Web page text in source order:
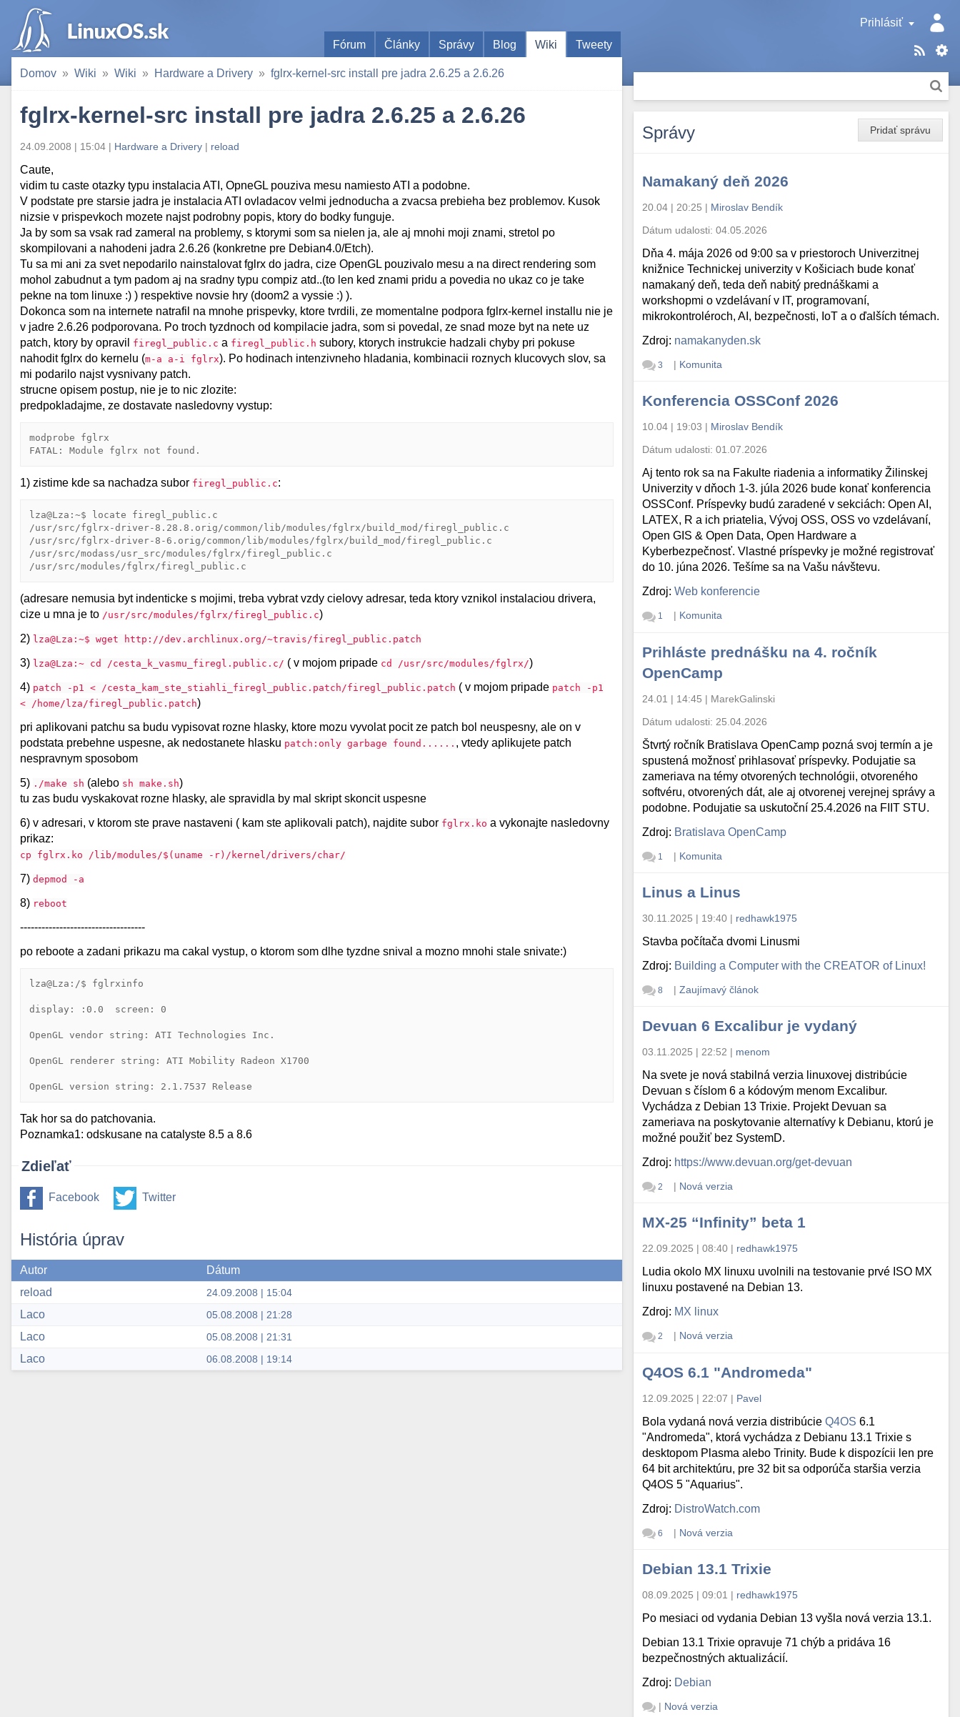
Prihlásiť
Fórum
Články Správy Blog Wiki Tweety
Domov Wiki Wiki Hardware a Drivery fglrx-kernel-src install pre jadra 2.6.25 a 2.6.26
fglrx-kernel-src install pre jadra 2.6.25 a 2.6.26
24.09.2008 | 15:04 | Hardware a Drivery | reload
Caute,
vidim tu caste otazky typu instalacia ATI, OpneGL pouziva mesu namiesto ATI a podobne.
V podstate pre starsie jadra je instalacia ATI ovladacov velmi jednoducha a zvacsa prebieha bez problemov. Kusok
nizsie v prispevkoch mozete najst podrobny popis, ktory do bodky funguje.
Ja by som sa vsak rad zameral na problemy, s ktorymi som sa nielen ja, ale aj mnohi moji znami, stretol po
skompilovani a nahodeni jadra 2.6.26 (konkretne pre Debian4.0/Etch).
Tu sa mi ani za svet nepodarilo nainstalovat fglrx do jadra, cize OpenGL pouzivalo mesu a na direct rendering som
mohol zabudnut a tym padom aj na sradny typu compiz atd..(to len ked znami pridu a povedia no ukaz co je take
pekne na tom linuxe :) ) respektive novsie hry (doom2 a vyssie :) ).
Dokonca som na internete natrafil na mnohe prispevky, ktore tvrdili, ze momentalne podpora fglrx-kernel installu nie je
v jadre 2.6.26 podporovana. Po troch tyzdnoch od kompilacie jadra, som si povedal, ze snad moze byt na nete uz
patch, ktory by opravil
firegl_public.c a firegl_public.h subory, ktorych instrukcie hadzali chyby pri pokuse
nahodit fglrx do kernelu (m-a a-i fglrx). Po hodinach intenzivneho hladania, kombinacii roznych klucovych slov, sa
mi podarilo najst vysnivany patch.
strucne opisem postup, nie je to nic zlozite:
predpokladajme, ze dostavate nasledovny vystup:
modprobe fglrx
FATAL: Module fglrx not found.
1) zistime kde sa nachadza subor firegl_public.c:
lza@Lza:~$ locate firegl_public.c
/usr/src/fglrx-driver-8.28.8.orig/common/lib/modules/fglrx/build_mod/firegl_public.c
/usr/src/fglrx-driver-8-6.orig/common/lib/modules/fglrx/build_mod/firegl_public.c
/usr/src/modass/usr_src/modules/fglrx/firegl_public.c
/usr/src/modules/fglrx/firegl_public.c
(adresare nemusia byt indenticke s mojimi, treba vybrat vzdy cielovy adresar, teda ktory vznikol instalaciou drivera,
cize u mna je to /usr/src/modules/fglrx/firegl_public.c)
2) lza@Lza:~$ wget http://dev.archlinux.org/~travis/firegl_public.patch
3) lza@Lza:~ cd /cesta_k_vasmu_firegl.public.c/ ( v mojom pripade cd /usr/src/modules/fglrx/)
4) patch -p1 < /cesta_kam_ste_stiahli_firegl_public.patch/firegl_public.patch ( v mojom pripade patch -p1
< /home/lza/firegl_public.patch)
pri aplikovani patchu sa budu vypisovat rozne hlasky, ktore mozu vyvolat pocit ze patch bol neuspesny, ale on v
podstata prebehne uspesne, ak nedostanete hlasku patch:only garbage found...... , vtedy aplikujete patch
nespravnym sposobom
5) ./make sh (alebo sh make.sh)
tu zas budu vyskakovat rozne hlasky, ale spravidla by mal skript skoncit uspesne
6) v adresari, v ktorom ste prave nastaveni ( kam ste aplikovali patch), najdite subor fglrx.ko a vykonajte nasledovny
prikaz:
cp fglrx.ko /lib/modules/$(uname -r)/kernel/drivers/char/
7) depmod -a
8) reboot
-----------------------------------
po reboote a zadani prikazu ma cakal vystup, o ktorom som dlhe tyzdne snival a mozno mnohi stale snivate:)
lza@Lza:/$ fglrxinfo
display: :0.0  screen: 0
OpenGL vendor string: ATI Technologies Inc.
OpenGL renderer string: ATI Mobility Radeon X1700
OpenGL version string: 2.1.7537 Release
Tak hor sa do patchovania.
Poznamka1: odskusane na catalyste 8.5 a 8.6
Zdieľať
Facebook Twitter
História úprav
Autor
Dátum
reload
24.09.2008 | 15:04
Laco 05.08.2008 | 21:28
Laco 05.08.2008 | 21:31
Laco 06.08.2008 | 19:14
Pridať správu
Správy
Namakaný deň 2026
20.04 | 20:25 | Miroslav Bendík
Dátum udalosti:04.05.2026
Dňa 4. mája 2026 od 9:00 sa v priestoroch Univerzitnej
knižnice Technickej univerzity v Košiciach bude konať
namakaný deň, teda deň nabitý prednáškami a
workshopmi o vzdelávaní v IT, programovaní,
mikrokontroléroch, AI, bezpečnosti, IoT a o ďalších témach.
Zdroj: namakanyden.sk
3 | Komunita
Konferencia OSSConf 2026
10.04 | 19:03 | Miroslav Bendík
Dátum udalosti:01.07.2026
Aj tento rok sa na Fakulte riadenia a informatiky Žilinskej
Univerzity v dňoch 1-3. júla 2026 bude konať konferencia
OSSConf. Príspevky budú zaradené v sekciách: Open AI,
LATEX, R a ich priatelia, Vývoj OSS, OSS vo vzdelávaní,
Open GIS & Open Data, Open Hardware a
Kyberbezpečnosť. Vlastné príspevky je možné registrovať
do 10. júna 2026. Tešíme sa na Vašu návštevu.
Zdroj:Web konferencie
1 | Komunita
Prihláste prednášku na 4. ročník
OpenCamp
24.01 | 14:45 | MarekGalinski
Dátum udalosti: 25.04.2026
Štvrtý ročník Bratislava OpenCamp pozná svoj termín a je
spustená možnosť prihlasovať príspevky. Podujatie sa
zameriava na témy otvorených technológii, otvoreného
softvéru, otvorených dát, ale aj otvorenej verejnej správy a
podobne. Podujatie sa uskutoční 25.4.2026 na FIIT STU.
Zdroj: Bratislava OpenCamp
1 | Komunita
Linus a Linus
30.11.2025 | 19:40 | redhawk1975
Stavba počítača dvomi Linusmi
Zdroj: Building a Computer with the CREATOR of Linux!
8 | Zaujímavý článok
Devuan 6 Excalibur je vydaný
03.11.2025 | 22:52 | menom
Na svete je nová stabilná verzia linuxovej distribúcie
Devuan s číslom 6 a kódovým menom Excalibur.
Vychádza z Debian 13 Trixie. Projekt Devuan sa
zameriava na poskytovanie alternatívy k Debianu, ktorú je
možné použiť bez SystemD.
Zdroj: https://www.devuan.org/get-devuan
2 | Nová verzia
MX-25 “Infinity” beta 1
22.09.2025 | 08:40 | redhawk1975
Ludia okolo MX linuxu uvolnili na testovanie prvé ISO MX
linuxu postavené na Debian 13.
Zdroj: MX linux
2 | Nová verzia
Q4OS 6.1 "Andromeda"
12.09.2025 | 22:07 | Pavel
Bola vydaná nová verzia distribúcieQ4OS 6.1
"Andromeda", ktorá vychádza z Debianu 13.1 Trixie s
desktopom Plasma alebo Trinity. Bude k dispozícii len pre
64 bit architektúru, pre 32 bit sa odporúča staršia verzia
Q4OS 5 "Aquarius".
Zdroj: DistroWatch.com
6 | Nová verzia
Debian 13.1 Trixie
08.09.2025 | 09:01 | redhawk1975
Po mesiaci od vydania Debian 13 vyšla nová verzia 13.1.
Debian 13.1 Trixie opravuje 71 chýb a pridáva 16
bezpečnostných aktualizácií.
Zdroj: Debian
| Nová verzia